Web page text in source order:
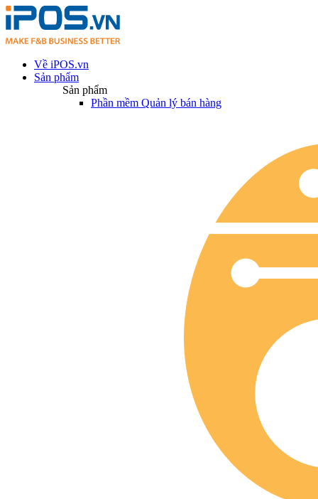
Về iPOS.vn
Sản phẩm
Sản phẩm
Phần mềm Quản lý bán hàng